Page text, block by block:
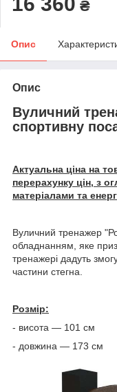
₴
Опис
Опис
Вуличний
спортивну
Актуальна ціна на
перерахунку цін, з
матеріалами та
Вуличний тренажер
обладнанням, яке
тренажері дадуть
частини стегна.
Розмір:
- висота — 101 см
- довжина — 173 см